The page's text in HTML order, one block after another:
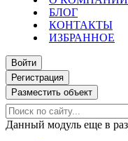
БЛОГ
КОНТАКТЫ
ИЗБРАННОЕ
Войти
Регистрация
Разместить объект
Данный модуль еще в